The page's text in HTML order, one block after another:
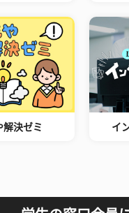
解決ゼミ イ